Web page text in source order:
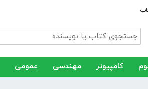
کامپیوتر مهندسی عمومی